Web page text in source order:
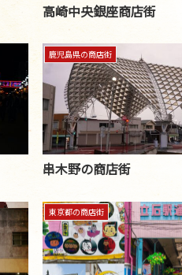
高崎中央銀座商店街
鹿児島県の商店街
串木野の商店街
東京都の商店街